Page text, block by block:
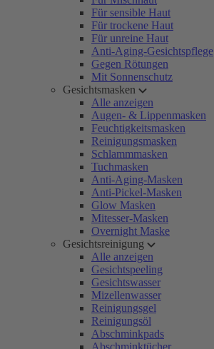
Für sensible Haut
Für trockene Haut
Für unreine Haut
Anti-Aging-Gesichtspflege
Gegen Rötungen
Mit Sonnenschutz
Gesichtsmasken
Alle anzeigen
Augen- & Lippenmasken
Feuchtigkeitsmasken
Reinigungsmasken
Schlammmasken
Tuchmasken
Anti-Aging-Masken
Anti-Pickel-Masken
Glow Masken
Mitesser-Masken
Overnight Maske
Gesichtsreinigung
Alle anzeigen
Gesichtspeeling
Gesichtswasser
Mizellenwasser
Reinigungsgel
Reinigungsöl
Abschminkpads
Abschminktücher